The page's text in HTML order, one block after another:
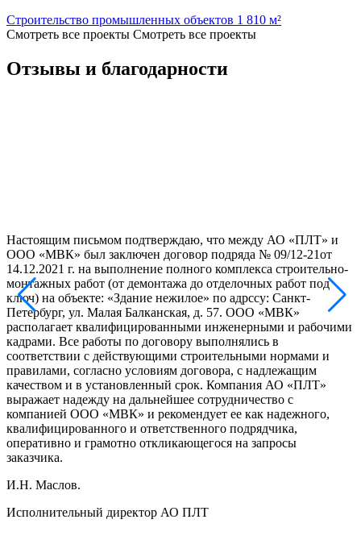
Строительство промышленных объектов 1 810 м²
Смотреть все проекты Смотреть все проекты
Отзывы и благодарности
Настоящим письмом подтверждаю, что между АО «ПЛТ» и
ООО «МВК» был заключен договор подряда № 09/12-21от
14.12.2021 г. на выполнение полного комплекса строительно-
монтажных работ (от демонтажа до отделочных работ под
ключ) на объекте: «Здание нежилое» по адрссу: Санкт-
Петербург, ул. Малая Балканская, д. 57. ООО «МВК»
располагает квалифицированными инженерными и рабочими
кадрами. Все работы по договору выполнялись в
соответствии с действующими строительными нормами и
правилами, согласно условиям договора, с надлежащим
качеством и в установленный срок. Компания АО «ПЛТ»
выражает надежду на дальнейшее сотрудничество с
компанией ООО «МВК» и рекомендует ее как надежного,
квалифицированного и ответственного подрядчика,
оперативно и грамотно откликающегося на запросы
заказчика.
И.Н. Маслов.
Исполнительный директор АО ПЛТ